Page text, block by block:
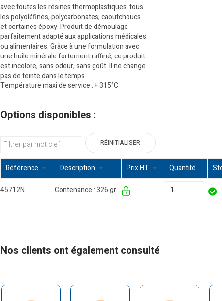
avec toutes les résines thermoplastiques, tous
les polyoléfines, polycarbonates, caoutchoucs
et certaines époxy. Produit de démoulage
parfaitement adapté aux applications médicales
ou alimentaires. Grâce à une formulation avec
une huile minérale fortement raffiné, ce produit
est incolore, sans odeur, sans goût. Il ne change
pas de teinte dans le temps.
Température maxi de service : + 315°C
Options disponibles :
RÉINITIALISER
Référence Description Prix HT Quantité
45712N Contenance : 326 gr.
Nos clients ont également consulté